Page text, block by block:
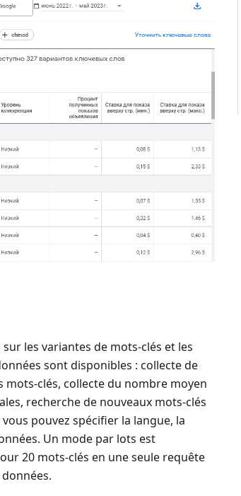
les variantes de mots-clés et les
sont disponibles : collecte de
clés, collecte du nombre moyen
recherche de nouveaux mots-clés
pouvez spécifier la langue, la
Un mode par lots est
20 mots-clés en une seule requête